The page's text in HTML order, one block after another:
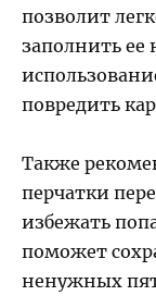
позволит
заполнить
повредить
Также
перчатки
избежать
поможет
ненужных